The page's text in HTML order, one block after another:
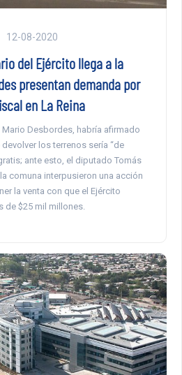
12-08-2020
del Ejército llega a la
presentan demanda por
en La Reina
Desbordes, habría afirmado
los terrenos sería “de
ante esto, el diputado Tomás
comuna interpusieron una acción
la venta con que el Ejército
de $25 mil millones.